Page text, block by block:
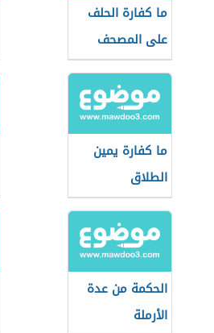
ما كفارة الحلف
على المصحف
ما كفارة يمين
الطلاق
الحكمة من عدة
الأرملة